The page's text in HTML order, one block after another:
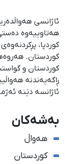
هەتاوییەوە
كوردپا،
كوردستان.
كوردستان و
ڕاگەیەندنە
ئاژانسە دێنە
بەشەکان
هەواڵ
کوردستان